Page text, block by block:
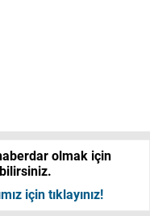
olmak için
için tıklayınız!